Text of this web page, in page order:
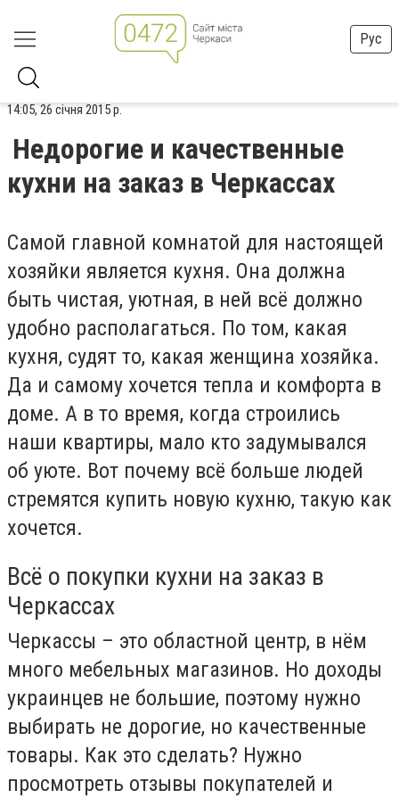
Рус
14:05, 26 січня 2015 р.
Недорогие и качественные
кухни на заказ в Черкассах
Самой главной комнатой для настоящей
хозяйки является кухня. Она должна
быть чистая, уютная, в ней всё должно
удобно располагаться. По том, какая
кухня, судят то, какая женщина хозяйка.
Да и самому хочется тепла и комфорта в
доме. А в то время, когда строились
наши квартиры, мало кто задумывался
об уюте. Вот почему всё больше людей
стремятся купить новую кухню, такую как
хочется.
Всё о покупки кухни на заказ в
Черкассах
Черкассы – это областной центр, в нём
много мебельных магазинов. Но доходы
украинцев не большие, поэтому нужно
выбирать не дорогие, но качественные
товары. Как это сделать? Нужно
просмотреть отзывы покупателей и